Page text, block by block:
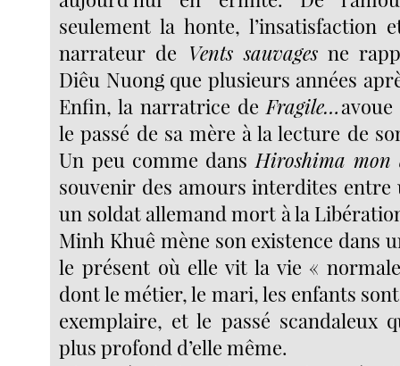
seulement la honte, l’insatisfaction
narrateur de Vents sauvagesne
Diêu Nuong que plusieurs années
Enfin, la narratrice de Fragile…avoue
le passé de sa mère à la lecture de
Un peu comme dans Hiroshima mon
souvenir des amours interdites entre
un soldat allemand mort à la
Minh Khuê mène son existence dans
le présent où elle vit la vie «
dont le métier, le mari, les enfants
exemplaire, et le passé scandaleux
plus profond d’elle même.